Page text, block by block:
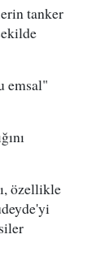
tanker
emsal"
özellikle